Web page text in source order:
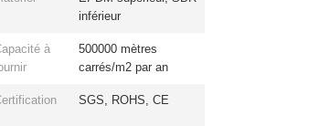
inférieur
à
500000 mètres
carrés/m2 par an
SGS, ROHS, CE